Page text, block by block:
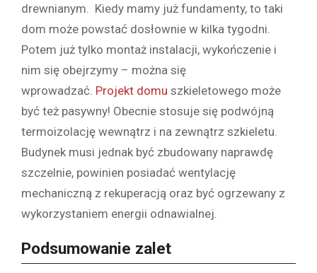
drewnianym. Kiedy mamy już fundamenty, to taki
dom może powstać dosłownie w kilka tygodni.
Potem już tylko montaż instalacji, wykończenie i
nim się obejrzymy – można się
wprowadzać. Projekt domu szkieletowego może
być też pasywny! Obecnie stosuje się podwójną
termoizolację wewnątrz i na zewnątrz szkieletu.
Budynek musi jednak być zbudowany naprawdę
szczelnie, powinien posiadać wentylację
mechaniczną z rekuperacją oraz być ogrzewany z
wykorzystaniem energii odnawialnej.
Podsumowanie zalet